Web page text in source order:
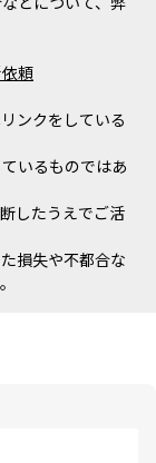
頼
ンクをしている
いるものではあ
したうえでご活
損失や不都合な